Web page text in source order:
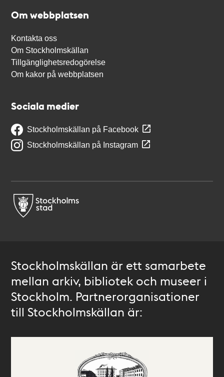
Om webbplatsen
Kontakta oss
Om Stockholmskällan
Tillgänglighetsredogörelse
Om kakor på webbplatsen
Sociala medier
Stockholmskällan på Facebook
Stockholmskällan på Instagram
Stockholmskällan är ett samarbete
mellan arkiv, bibliotek och museer i
Stockholm. Partnerorganisationer
till Stockholmskällan är: